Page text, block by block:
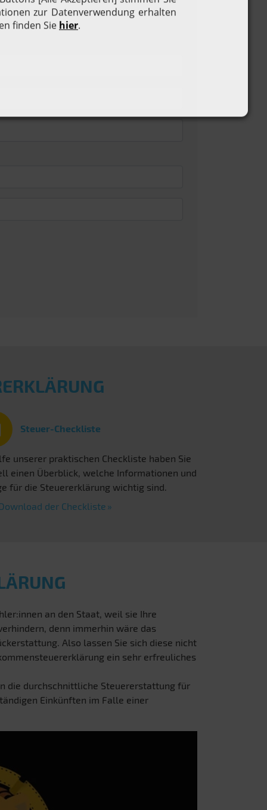
Steuer-Checkliste
unserer praktischen Checkliste haben Sie
einen Überblick, welche Informationen und
für die Steuererklärung wichtig sind.
der Checkliste
an den Staat, weil sie Ihre
denn immerhin wäre das
Also lassen Sie sich diese nicht
ein sehr erfreuliches
die durchschnittliche Steuererstattung für
Einkünften im Falle einer